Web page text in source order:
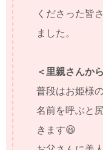
くださった皆
ました。
＜里親さんか
普段はお姫様
名前を呼ぶと
きます😃